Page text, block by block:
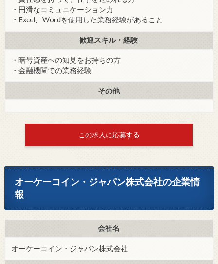
・円滑なコミュニケーション力
・Excel、Wordを使用した業務経験があること
歓迎スキル・経験
・暗号資産への知見をお持ちの方
・金融機関での業務経験
その他
この求人に応募する
オーケーコイン・ジャパン株式会社の企業情
報
会社名
オーケーコイン・ジャパン株式会社